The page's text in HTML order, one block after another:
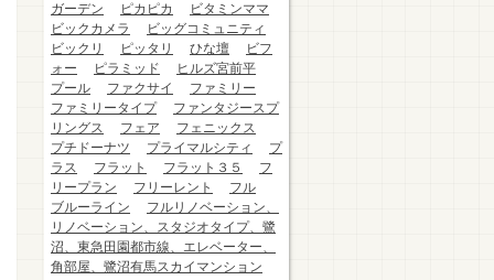
ガーデン
ピカピカ
ビタミンママ
ビックカメラ
ビッグコミュニティ
ビックリ
ピッタリ ひな壇
ビフ
ォー
ピラミッド
ヒルズ宮前平
プール
ファクサイ
ファミリー
ファミリータイプ
ファンタジースプ
リングス
フェア
フェニックス
プチドーナツ
プライマルシティ
プ
ラス
フラット フラット３５
フ
リープラン
フリーレント
フル
ブルーライン
フルリノベーション、
リノベーション、スタジオタイプ、鷺
沼、東急田園都市線、エレベーター、
角部屋、鷺沼有馬スカイマンション